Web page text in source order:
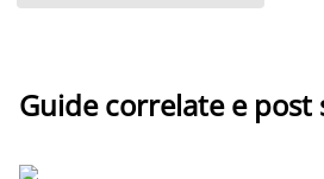
Guide correlate e post